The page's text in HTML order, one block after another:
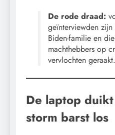
De rode draad:
geïnterviewden
Biden-familie en
machthebbers op
vervlochten geraakt.
De laptop
storm barst los